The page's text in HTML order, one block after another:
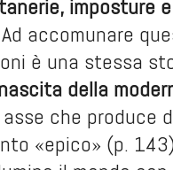
imposture
accomunare
è una stessa
della
che produce
«epico» (p.